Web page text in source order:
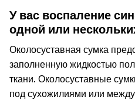
У вас воспаление
одной или
Околосуставная сумка
заполненную жидкостью
ткани. Околосуставные
под сухожилиями или